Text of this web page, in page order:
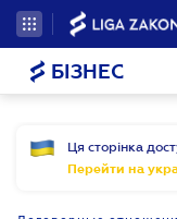
БІЗНЕС
Ця сторінка
Перейти на